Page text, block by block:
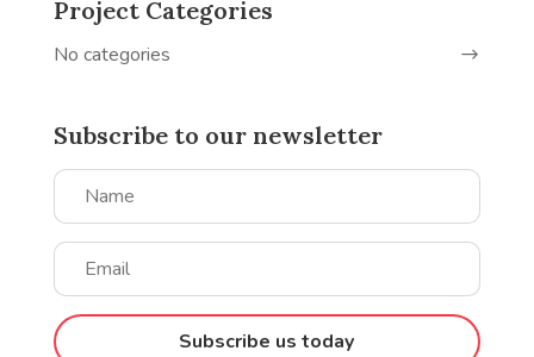
Project Categories
No categories
Subscribe to our newsletter
Subscribe us today